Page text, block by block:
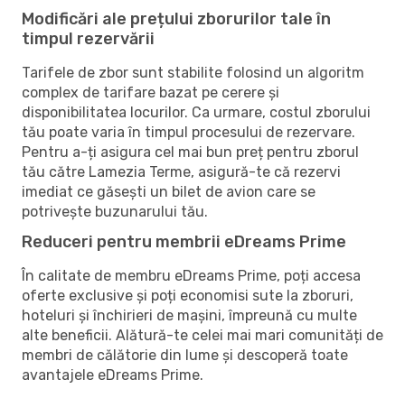
Modificări ale prețului zborurilor tale în
timpul rezervării
Tarifele de zbor sunt stabilite folosind un algoritm
complex de tarifare bazat pe cerere și
disponibilitatea locurilor. Ca urmare, costul zborului
tău poate varia în timpul procesului de rezervare.
Pentru a-ți asigura cel mai bun preț pentru zborul
tău către Lamezia Terme, asigură-te că rezervi
imediat ce găsești un bilet de avion care se
potrivește buzunarului tău.
Reduceri pentru membrii eDreams Prime
În calitate de membru eDreams Prime, poți accesa
oferte exclusive și poți economisi sute la zboruri,
hoteluri și închirieri de mașini, împreună cu multe
alte beneficii. Alătură-te celei mai mari comunități de
membri de călătorie din lume și descoperă toate
avantajele eDreams Prime.